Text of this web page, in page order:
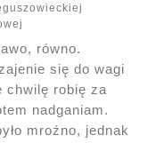
równo.
się do wagi
chwilę robię za
nadganiam.
mroźno, jednak